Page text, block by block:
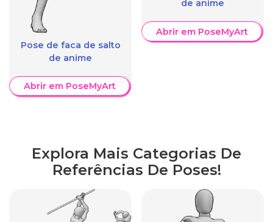
Pose de faca de salto
de anime
Abrir em PoseMyArt
de anime
Abrir em PoseMyArt
Explora Mais Categorias De
Referências De Poses!